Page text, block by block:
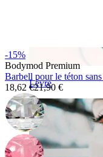
Lèvre
-15%
Bodymod Premium
Barbell pour le téton
18,62 €21,90 €